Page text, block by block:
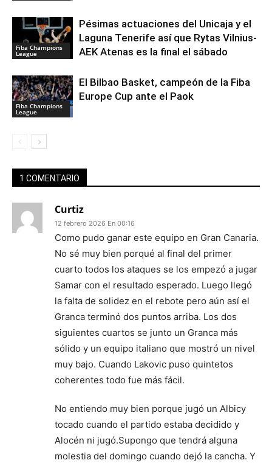
Fiba Champions
League
Pésimas actuaciones del Unicaja y el
Laguna Tenerife así que Rytas Vilnius-
AEK Atenas es la final el sábado
Fiba Champions
League
El Bilbao Basket, campeón de la Fiba
Europe Cup ante el Paok
1 COMENTARIO
Curtiz
12 febrero 2026 En 00:16
Como pudo ganar este equipo en Gran Canaria.
No sé muy bien porqué al final del primer
cuarto todos los ataques se los empezó a jugar
Samar con el resultado esperado. Luego llegó
la falta de solidez en el rebote pero aún así el
Granca terminó dos puntos arriba. Los dos
siguientes cuartos se junto un Granca más
sólido y un equipo italiano que mostró un nivel
muy bajo. Cuando Lakovic puso quintetos
coherentes todo fue más fácil.
No entiendo muy bien porque jugó un Albicy
tocado cuando el partido estaba decidido y
Alocén ni jugó.Supongo que tendrá alguna
molestia del domingo cuando dejó la cancha. Y